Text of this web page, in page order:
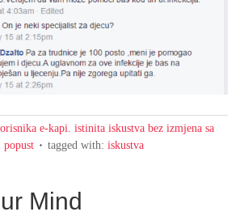
e-kapi. istinita iskustva bez izmjena sa
popust tagged with: iskustva
Mind